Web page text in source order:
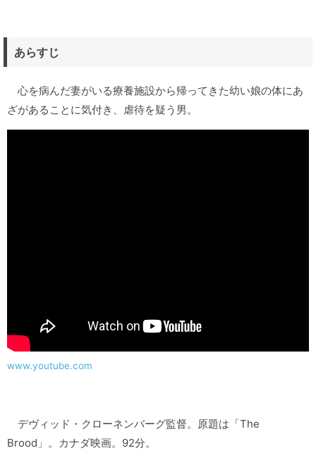
あらすじ
心を病んだ妻がいる療養施設から帰ってきた幼い娘の体にあ
ざがあることに気付き、虐待を疑う男。
www.youtube.com
デヴィッド・クローネンバーグ監督。原題は「The
Brood」。カナダ映画。92分。